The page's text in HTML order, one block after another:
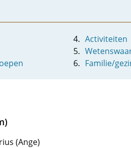
Activiteiten
Familie/
(Ange)